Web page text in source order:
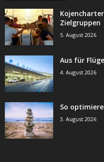
Zielgruppen
5. August 2026
Aus für
4. August 2026
So
3. August 2026